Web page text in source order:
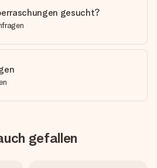
gesucht?
gefallen